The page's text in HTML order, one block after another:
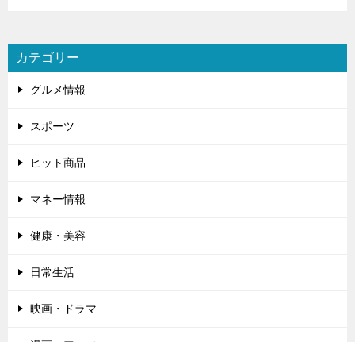
カテゴリー
グルメ情報
スポーツ
ヒット商品
マネー情報
健康・美容
日常生活
映画・ドラマ